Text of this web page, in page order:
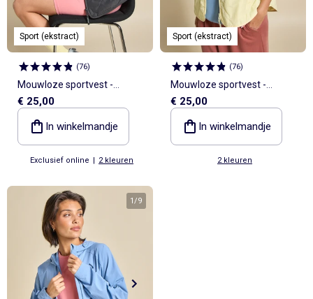
Sport (ekstract)
(76)
Mouwloze sportvest -
(ekstract)
€ 25,00
In winkelmandje
Exclusief online | 2 kleuren
Sport (ekstract)
(76)
Mouwloze sportvest -
(ekstract)
€ 25,00
In winkelmandje
2 kleuren
1/9